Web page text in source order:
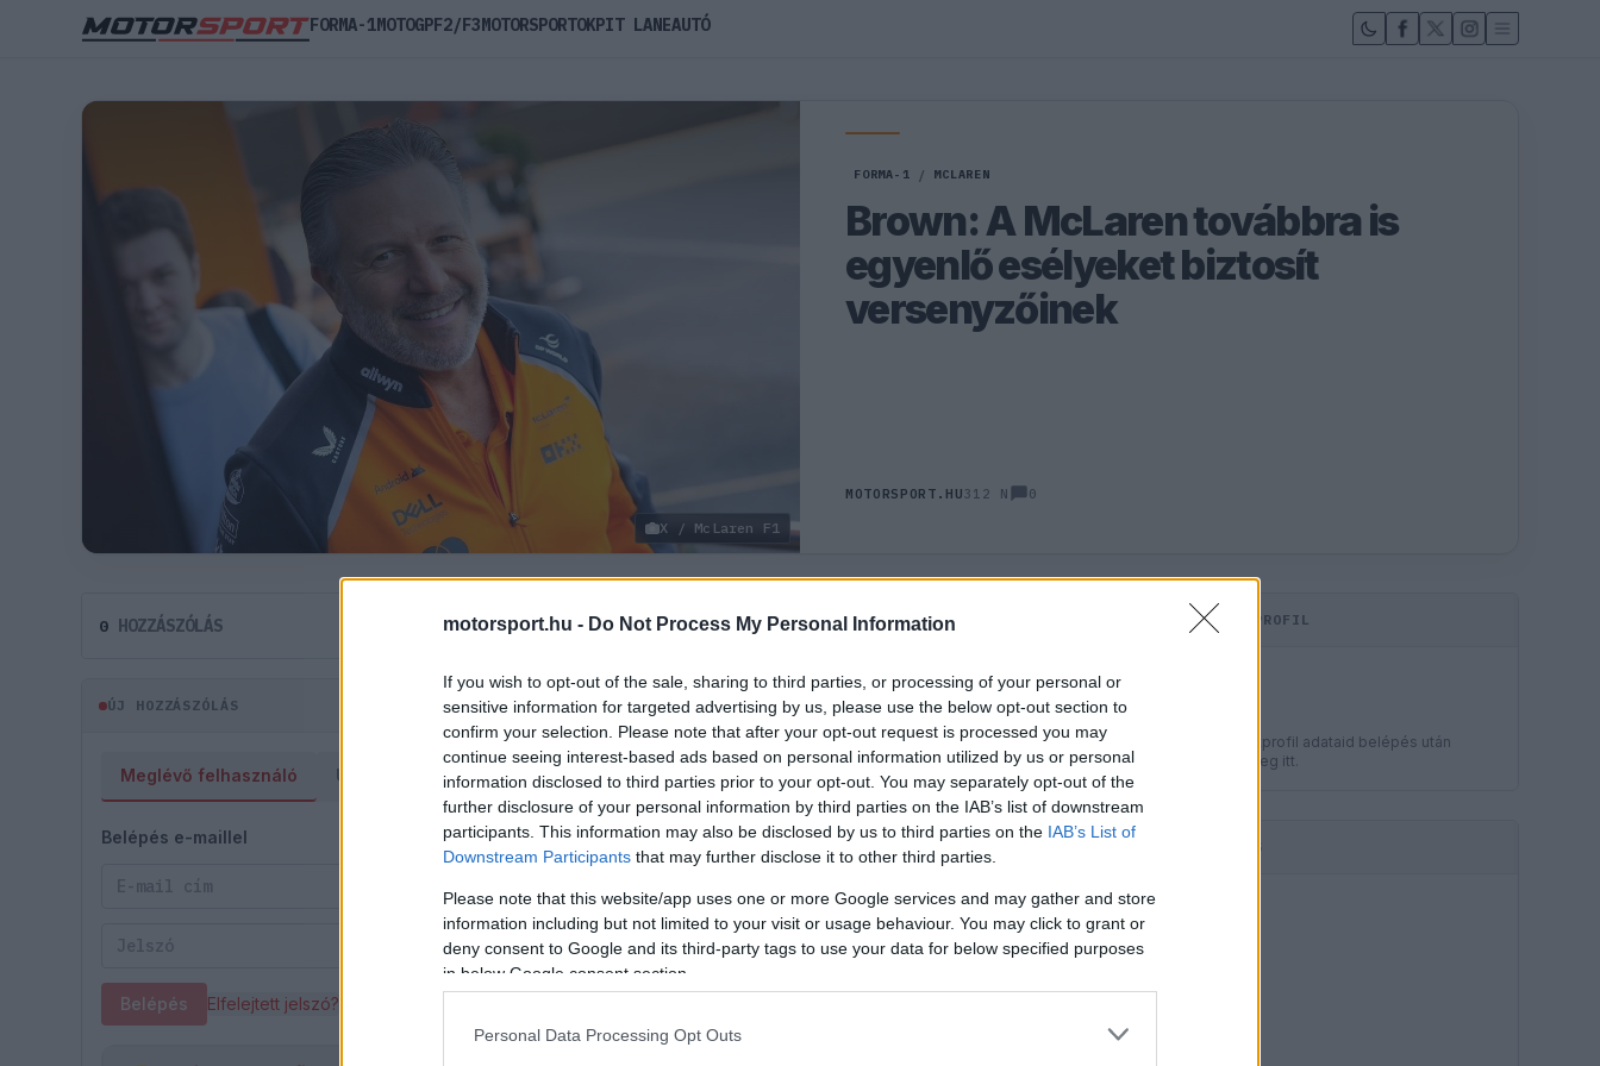
motorsport.hu - Do Not Process My Personal Information
If you wish to opt-out of the sale, sharing to third parties, or processing of your personal or
sensitive information for targeted advertising by us, please use the below opt-out section to
confirm your selection. Please note that after your opt-out request is processed you may
continue seeing interest-based ads based on personal information utilized by us or personal
information disclosed to third parties prior to your opt-out. You may separately opt-out of the
further disclosure of your personal information by third parties on the IAB’s list of downstream
participants. This information may also be disclosed by us to third parties on the IAB’s List of
Downstream Participants that may further disclose it to other third parties.
Please note that this website/app uses one or more Google services and may gather and store
information including but not limited to your visit or usage behaviour. You may click to grant or
deny consent to Google and its third-party tags to use your data for below specified purposes
in below Google consent section.
Personal Data Processing Opt Outs
X / McLaren F1
FORMA-1 / MCLAREN
Brown: A McLaren továbbra is
egyenlő esélyeket biztosít
versenyzőinek
MOTORSPORT.HU312 N 0
0 HOZZÁSZÓLÁS Rendezés:
ÚJ HOZZÁSZÓLÁS
Meglévő felhasználó Új felhasználó
Belépés e-maillel
Belépés Elfelejtett jelszó?
KOMMENTPROFIL
A kommentprofil adataid belépés után
jelennek meg itt.
HIRDETÉS
FORMA-1MOTOGPF2/F3MOTORSPORTOKPIT LANEAUTÓ